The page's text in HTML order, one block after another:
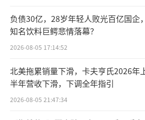
背后，实际上是长期困扰国
加工技术问题。在国外传统
中，蛋白是奶酪的副产品，
长时间高温和多次加工萃取
降低。
负债30亿，28岁年轻人败光百亿国企，
知名饮料巨鳄悲情落幕？
2026-08-05 17:14:52
北美拖累销量下滑，卡夫亨氏2026年
半年营收下滑，下调全年指引
2026-08-05 21:47:34